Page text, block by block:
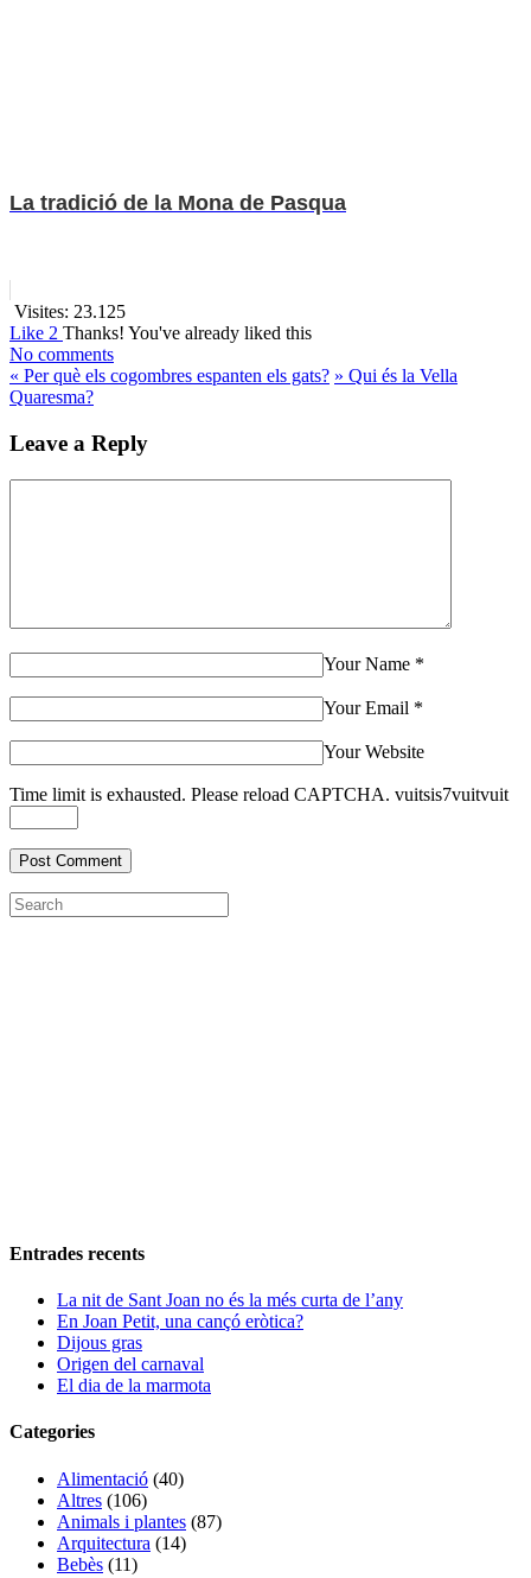
La tradició de la Mona de Pasqua
Visites: 23.125
Like 2 Thanks! You've already liked this
No comments
« Per què els cogombres espanten els gats? » Qui és la Vella
Quaresma?
Leave a Reply
Your Name *
Your Email *
Your Website
Time limit is exhausted. Please reload CAPTCHA. vuitsis7vuitvuit
Entrades recents
La nit de Sant Joan no és la més curta de l’any
En Joan Petit, una cançó eròtica?
Dijous gras
Origen del carnaval
El dia de la marmota
Categories
Alimentació (40)
Altres (106)
Animals i plantes (87)
Arquitectura (14)
Bebès (11)